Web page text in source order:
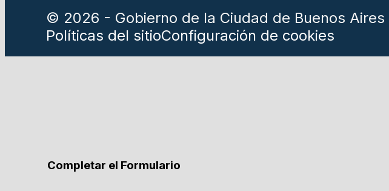
© 2026 - Gobierno de la Ciudad de Buenos Aires
Políticas del sitioConfiguración de cookies
Completar el Formulario